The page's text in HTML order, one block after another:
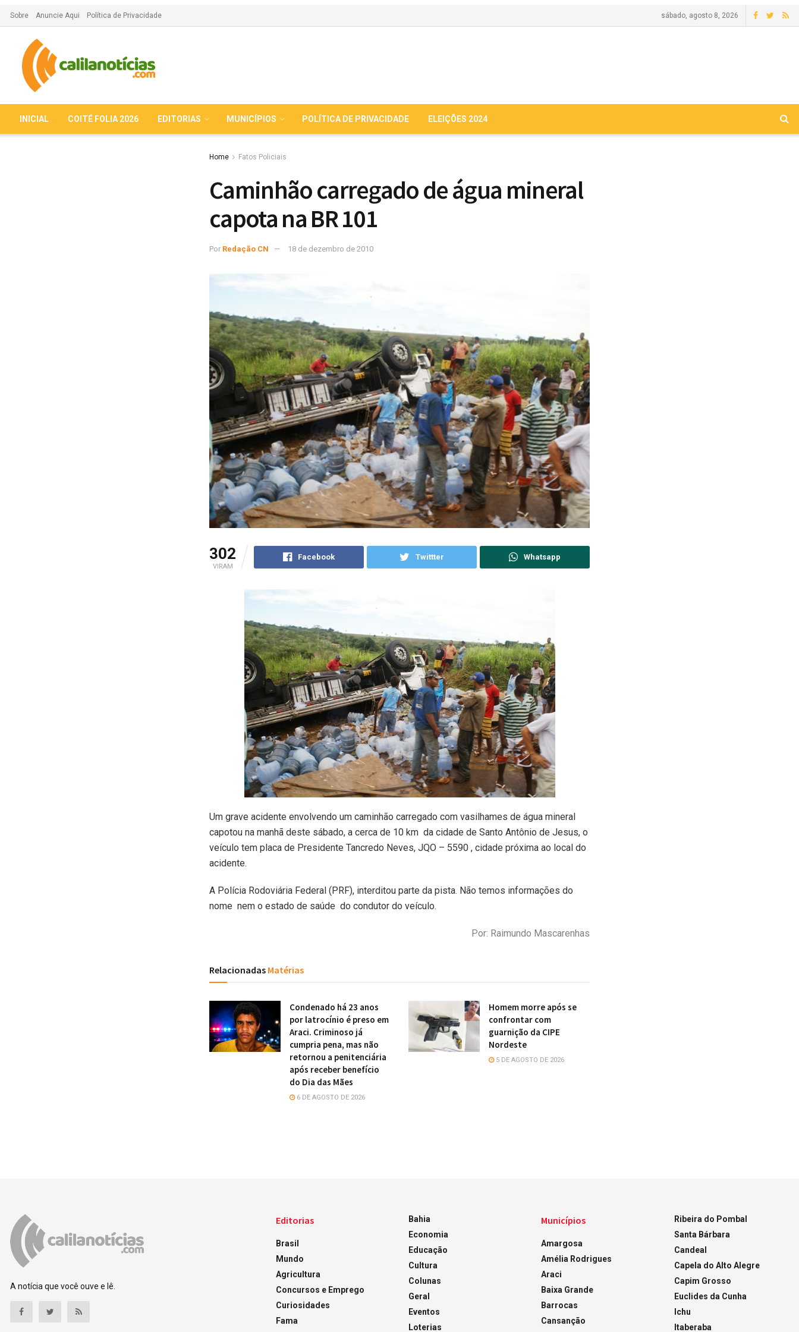
Sobre Anuncie Aqui Política de Privacidade sábado, agosto 8, 2026
INICIAL COITÉ FOLIA 2026 EDITORIAS MUNICÍPIOS POLÍTICA DE PRIVACIDADE ELEIÇÕES 2024
Home Fatos Policiais
Caminhão carregado de água mineral
capota na BR 101
Por Redação CN 18 de dezembro de 2010
302
VIRAM
Facebook Twittter Whatsapp
Um grave acidente envolvendo um caminhão carregado com vasilhames de água mineral
capotou na manhã deste sábado, a cerca de 10 km da cidade de Santo Antônio de Jesus, o
veículo tem placa de Presidente Tancredo Neves, JQO – 5590 , cidade próxima ao local do
acidente.
A Polícia Rodoviária Federal (PRF), interditou parte da pista. Não temos informações do
nome nem o estado de saúde do condutor do veículo.
Por: Raimundo Mascarenhas
Relacionadas Matérias
Condenado há 23 anos
por latrocínio é preso em
Araci. Criminoso já
cumpria pena, mas não
retornou a penitenciária
após receber benefício
do Dia das Mães
6 DE AGOSTO DE 2026
Homem morre após se
confrontar com
guarnição da CIPE
Nordeste
5 DE AGOSTO DE 2026
A notícia que você ouve e lê.
Editorias
Brasil
Mundo
Agricultura
Concursos e Emprego
Curiosidades
Fama
Bahia
Economia
Educação
Cultura
Colunas
Geral
Eventos
Loterias
Municípios
Amargosa
Amélia Rodrigues
Araci
Baixa Grande
Barrocas
Cansanção
Ribeira do Pombal
Santa Bárbara
Candeal
Capela do Alto Alegre
Capim Grosso
Euclides da Cunha
Ichu
Itaberaba